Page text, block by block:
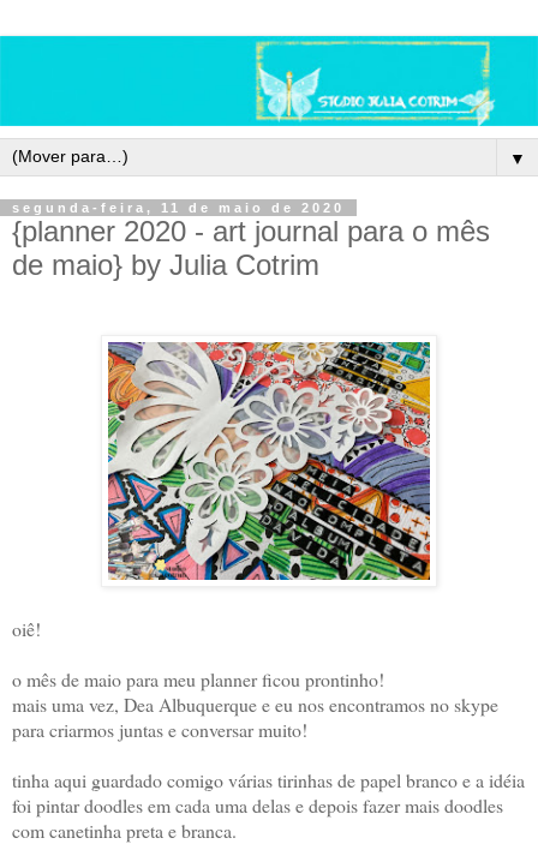
▼
segunda-feira, 11 de maio de 2020
{planner 2020 - art journal para o mês
de maio} by Julia Cotrim
oiê!
o mês de maio para meu planner ficou prontinho!
mais uma vez, Dea Albuquerque e eu nos encontramos no skype
para criarmos juntas e conversar muito!
tinha aqui guardado comigo várias tirinhas de papel branco e a idéia
foi pintar doodles em cada uma delas e depois fazer mais doodles
com canetinha preta e branca.